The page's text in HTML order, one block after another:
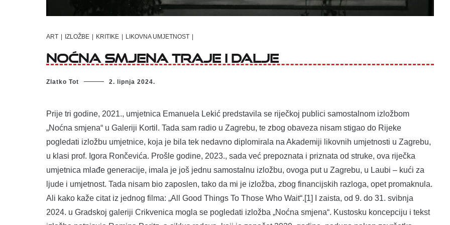
ART IZLOŽBE KRITIKE LIKOVNA UMJETNOST
Noćna smjena traje i dalje
Zlatko Tot 2. lipnja 2024.
Prije tri godine, 2021., umjetnica Emanuela Lekić predstavila se riječkoj publici samostalnom izložbom
„Noćna smjena“ u Galeriji Kortil. Tada sam radio u Zagrebu, te zbog obaveza nisam stigao do Rijeke
pogledati izložbu umjetnice, koja je bila tek nedavno diplomirala na Akademiji likovnih umjetnosti u Zagrebu,
u klasi prof. Igora Rončevića. Prošle godine, 2023., sada već prepoznata i priznata od struke, ova riječka
umjetnica mlađe generacije, imala je još jednu samostalnu izložbu, ovoga put u Zagrebu, u Laubi – kući za
ljude i umjetnost. Tada nisam bio zaposlen, tako da mi je izložba, zbog financijskih razloga, opet promaknula.
Ali kako kaže citat iz jednog filma: „All Good Things To Those Who Wait“.[1] I zaista, od 9. do 31. svibnja
2024. u Gradskoj galeriji Crikvenica mogla se pogledati izložba „Noćna smjena“. Kustosku koncepciju i tekst